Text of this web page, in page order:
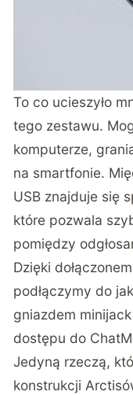
To co ucieszyło
tego zestawu.
komputerze,
na smartfonie.
USB znajduje się
które pozwala
pomiędzy
Dzięki
podłączymy do
gniazdem
dostępu do
Jedyną rzeczą,
konstrukcji